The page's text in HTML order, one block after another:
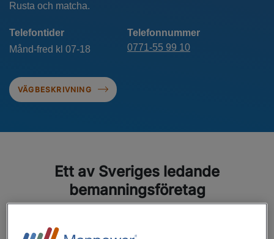
Rusta och matcha.
Telefontider
Månd-fred kl 07-18
Telefonnummer
0771-55 99 10
VÄGBESKRIVNING
Ett av Sveriges ledande
bemanningsföretag
med allt inom rekrytering och bemanning för heltid, deltid,